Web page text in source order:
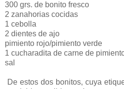
300 grs. de bonito fresco
2 zanahorias cocidas
1 cebolla
2 dientes de ajo
pimiento rojo/pimiento verde
1 cucharadita de carne de
sal
De estos dos bonitos, cuya